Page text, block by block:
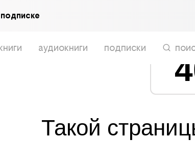
аудиокниги подписки
Такой